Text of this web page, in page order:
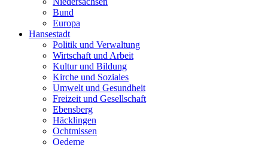
Bund
Europa
Hansestadt
Politik und Verwaltung
Wirtschaft und Arbeit
Kultur und Bildung
Kirche und Soziales
Umwelt und Gesundheit
Freizeit und Gesellschaft
Ebensberg
Häcklingen
Ochtmissen
Oedeme